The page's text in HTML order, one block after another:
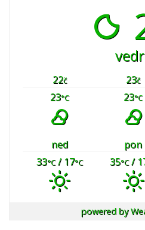
22č 23č
23°C 23°C
ned pon
33°C/ 17°C 35°C/
powered by